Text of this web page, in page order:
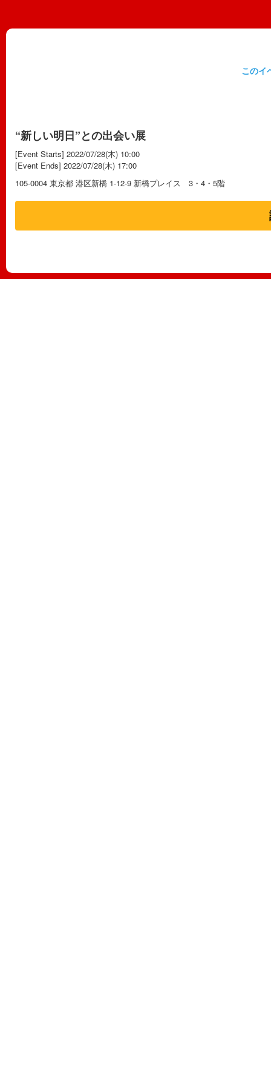
このイ
“新しい明日”との出会い展
[Event Starts] 2022/07/28(木) 10:00
[Event Ends] 2022/07/28(木) 17:00
105-0004 東京都 港区新橋 1-12-9 新橋プレイス 3・4・5階